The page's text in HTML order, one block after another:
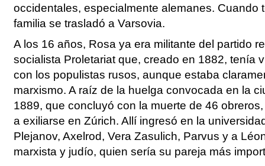
occidentales, especialmente alemanes. Cuando
familia se trasladó a Varsovia.
A los 16 años, Rosa ya era militante del partido
socialista Proletariat que, creado en 1882, tenía
con los populistas rusos, aunque estaba
marxismo. A raíz de la huelga convocada en la
1889, que concluyó con la muerte de 46
a exiliarse en Zúrich. Allí ingresó en la
Plejanov, Axelrod, Vera Zasulich, Parvus y a
marxista y judío, quien sería su pareja más